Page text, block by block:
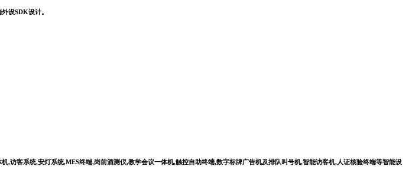
设SDK设计。
访客系统,安灯系统,MES终端,岗前酒测仪,教学会议一体机,触控自助终端,数字标牌广告机及排队叫号机,智能访客机,人证核验终端等智能设